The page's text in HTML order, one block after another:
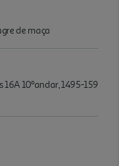
de maça
10ºandar, 1495-159